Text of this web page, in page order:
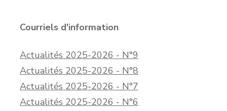
Courriels d'information
Actualités 2025-2026 - N°9
Actualités 2025-2026 - N°8
Actualités 2025-2026 - N°7
Actualités 2025-2026 - N°6